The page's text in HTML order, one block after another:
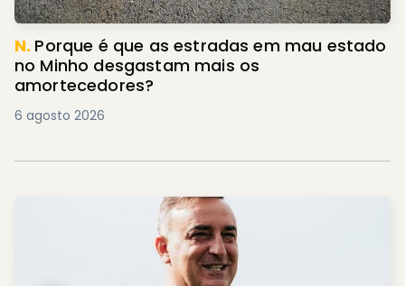
N. Porque é que as estradas em mau estado
no Minho desgastam mais os
amortecedores?
6 agosto 2026